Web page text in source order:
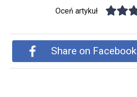
Oceń artykuł
Share on Facebook